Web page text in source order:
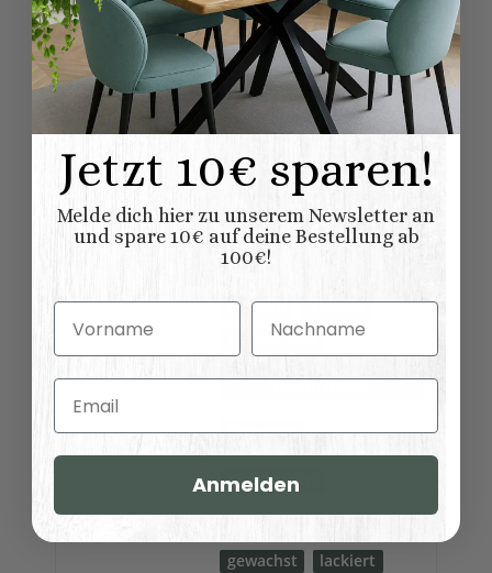
einzigartige Akzenten in Ihrem Zuhause.
Gestalten Sie Ihr ganz persönliches
Möbelstück!
Produkteigenschaft
Wert
:
wie Korpus
Möbel
Lieferung:
Möbel wird aufgebaut
geliefert
Tische
Modern
Vintage
Shabby chic
Provence
Couchtische
gewachst
lackiert
Jetzt 10€ sparen!
Melde dich hier zu unserem Newsletter an
und spare 10€ auf deine Bestellung ab
100€!
Vorname Nachname
Email
Anmelden